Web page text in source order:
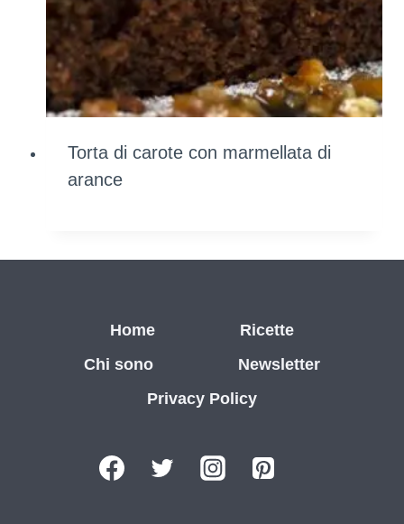
Torta di carote con marmellata di
arance
Home
Ricette
Chi sono
Newsletter
Privacy Policy